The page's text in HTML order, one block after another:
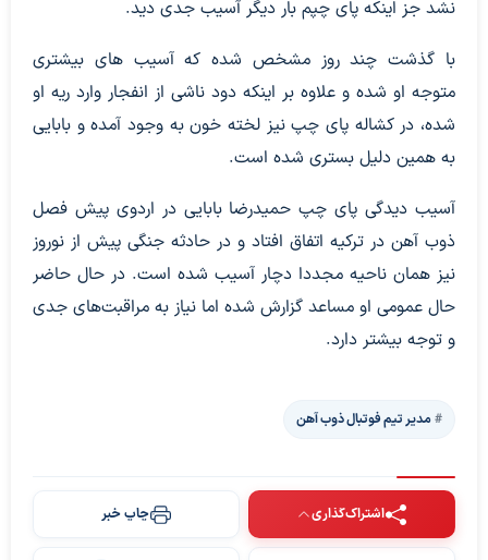
نشد جز اینکه پای چپم بار دیگر آسیب جدی دید.
با گذشت چند روز مشخص شده که آسیب های بیشتری
متوجه او شده و علاوه بر اینکه دود ناشی از انفجار وارد ریه او
شده، در کشاله پای چپ نیز لخته خون به وجود آمده و بابایی
به همین دلیل بستری شده است.
آسیب دیدگی پای چپ حمیدرضا بابایی در اردوی پیش فصل
ذوب آهن در ترکیه اتفاق افتاد و در حادثه جنگی پیش از نوروز
نیز همان ناحیه مجددا دچار آسیب شده است. در حال حاضر
حال عمومی او مساعد گزارش شده اما نیاز به مراقبت‌های جدی
و توجه بیشتر دارد.
مدیر تیم فوتبال ذوب آهن
اشتراک‌گذاری چاپ خبر